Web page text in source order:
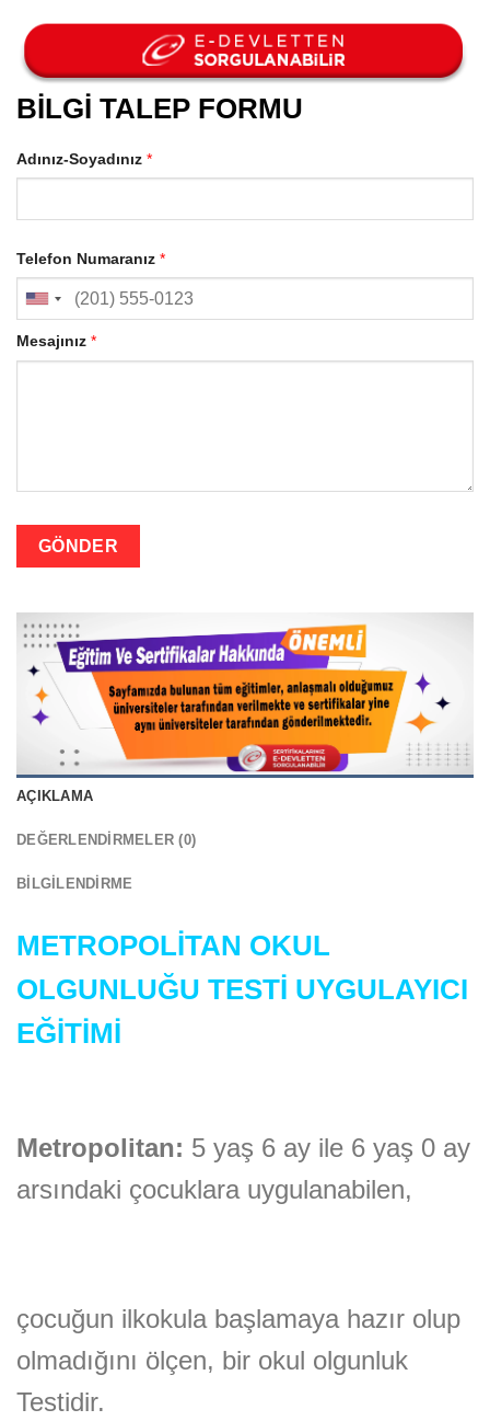
BİLGİ TALEP FORMU
Adınız-Soyadınız *
Telefon Numaranız *
Mesajınız *
GÖNDER
AÇIKLAMA
DEĞERLENDIRMELER (0)
BILGILENDIRME
METROPOLİTAN OKUL
OLGUNLUĞU TESTİ UYGULAYICI
EĞİTİMİ
Metropolitan: 5 yaş 6 ay ile 6 yaş 0 ay
arsındaki çocuklara uygulanabilen,
çocuğun ilkokula başlamaya hazır olup
olmadığını ölçen, bir okul olgunluk
Testidir.